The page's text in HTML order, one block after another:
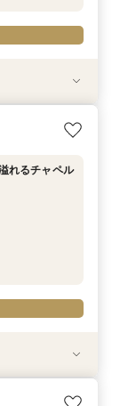
New貸切邸
水×緑のチャ
州牛コース試
心”見積相談
式体験＆10大
マホで簡単！
えるアット
装優待付き
れるチャペル
ムW×限定プ
心”見積相談
に自宅でOK#